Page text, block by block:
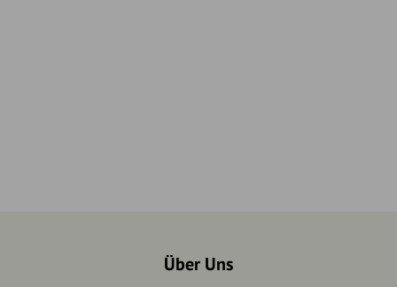
Über Uns